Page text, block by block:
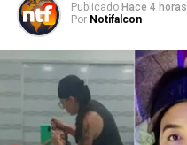
Publicado Hace 4 horas
Por Notifalcon